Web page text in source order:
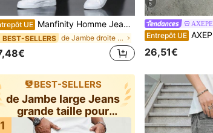
UE Manfinity Homme Jeans décontractés de couleur unie avec poches, en grande taille pour hommes. Jeans cargo droit lavé de couleur gris clair, pour mari, cadeau de petit ami
BEST-SELLERS de Jambe droite Jeans grande taille pour hommes
5
Entrepôt UE AXEPEAK Short
26,51€
BEST-SELLERS
de Jambe large Jeans
grande taille pour
hommes
1